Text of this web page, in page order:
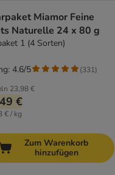
Miamor Feine
Naturelle 24 x 80 g
1 (4 Sorten)
23,98 €
€
€ / kg
4.6/5 (331)
Zum Warenkorb
hinzufügen